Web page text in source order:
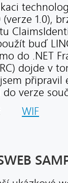
1.0),
buď
do .NET
dojde v
připravil
verze
WIF